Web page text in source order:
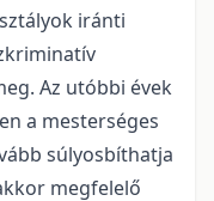
iránti
Az utóbbi évek
a mesterséges
súlyosbíthatja
megfelelő